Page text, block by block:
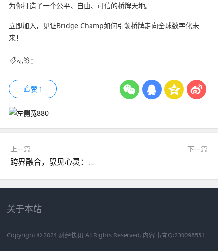
为你打造了一个公平、自由、可信的桥牌天地。
立即加入，见证Bridge Champ如何引领桥牌走向全球数字化未
来！
标签：
赞 1
上一篇
跨界融合，驭见心灵：青奥马术与佑旋健康携手开启心理健康新篇章——“驭心者计划”发布暨战略合作签约仪式在京举行
下一篇
关于本站
Copyright © 2024 财经快讯 All Rights Reserved. 内容事宜Q:230098551